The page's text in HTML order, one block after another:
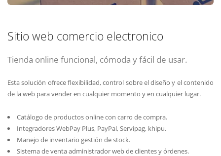
Sitio web comercio electronico
Tienda online funcional, cómoda y fácil de usar.
Esta solución ofrece flexibilidad, control sobre el diseño y el contenido
de la web para vender en cualquier momento y en cualquier lugar.
Catálogo de productos online con carro de compra.
Integradores WebPay Plus, PayPal, Servipag, khipu.
Manejo de inventario gestión de stock.
Sistema de venta administrador web de clientes y órdenes.